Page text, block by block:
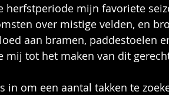
herfstperiode mijn favoriete
over mistige velden, en
aan bramen, paddestoelen
mij tot het maken van dit
in om een aantal takken te